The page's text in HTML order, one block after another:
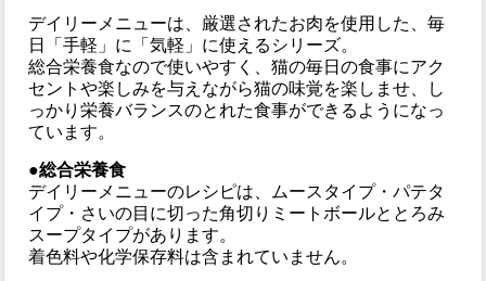
デイリーメニューは、厳選されたお肉を使用した、毎
日「手軽」に「気軽」に使えるシリーズ。
総合栄養食なので使いやすく、猫の毎日の食事にアク
セントや楽しみを与えながら猫の味覚を楽しませ、し
っかり栄養バランスのとれた食事ができるようになっ
ています。
●総合栄養食
デイリーメニューのレシピは、ムースタイプ・パテタ
イプ・さいの目に切った角切りミートボールととろみ
スープタイプがあります。
着色料や化学保存料は含まれていません。